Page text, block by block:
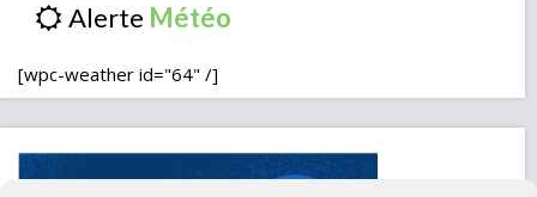
Alerte
[wpc-weather id="64" /]